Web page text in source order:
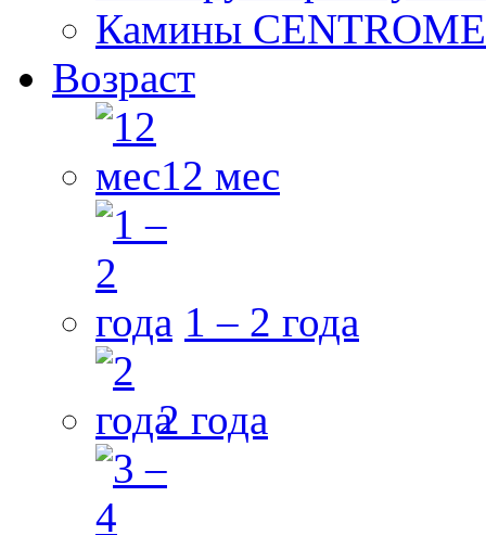
Камины
Возраст
12 мес
1 – 2 года
2 года